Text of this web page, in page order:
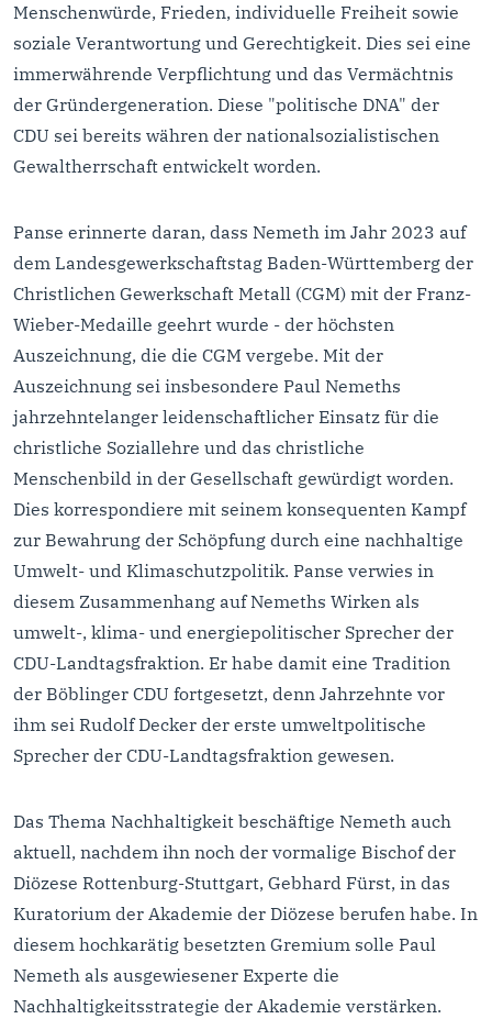
Menschenwürde, Frieden, individuelle Freiheit sowie
soziale Verantwortung und Gerechtigkeit. Dies sei eine
immerwährende Verpflichtung und das Vermächtnis
der Gründergeneration. Diese "politische DNA" der
CDU sei bereits währen der nationalsozialistischen
Gewaltherrschaft entwickelt worden.
Panse erinnerte daran, dass Nemeth im Jahr 2023 auf
dem Landesgewerkschaftstag Baden-Württemberg der
Christlichen Gewerkschaft Metall (CGM) mit der Franz-
Wieber-Medaille geehrt wurde - der höchsten
Auszeichnung, die die CGM vergebe. Mit der
Auszeichnung sei insbesondere Paul Nemeths
jahrzehntelanger leidenschaftlicher Einsatz für die
christliche Soziallehre und das christliche
Menschenbild in der Gesellschaft gewürdigt worden.
Dies korrespondiere mit seinem konsequenten Kampf
zur Bewahrung der Schöpfung durch eine nachhaltige
Umwelt- und Klimaschutzpolitik. Panse verwies in
diesem Zusammenhang auf Nemeths Wirken als
umwelt-, klima- und energiepolitischer Sprecher der
CDU-Landtagsfraktion. Er habe damit eine Tradition
der Böblinger CDU fortgesetzt, denn Jahrzehnte vor
ihm sei Rudolf Decker der erste umweltpolitische
Sprecher der CDU-Landtagsfraktion gewesen.
Das Thema Nachhaltigkeit beschäftige Nemeth auch
aktuell, nachdem ihn noch der vormalige Bischof der
Diözese Rottenburg-Stuttgart, Gebhard Fürst, in das
Kuratorium der Akademie der Diözese berufen habe. In
diesem hochkarätig besetzten Gremium solle Paul
Nemeth als ausgewiesener Experte die
Nachhaltigkeitsstrategie der Akademie verstärken.